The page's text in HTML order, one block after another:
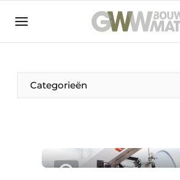
NL EN
Categorieën